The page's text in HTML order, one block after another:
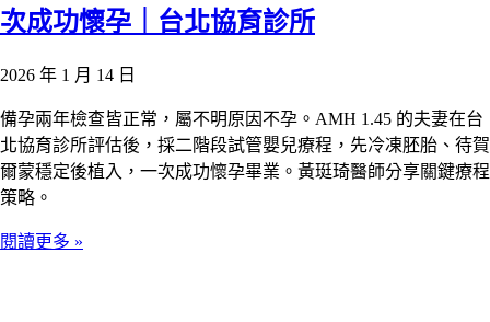
次成功懷孕｜台北協育診所
2026 年 1 月 14 日
備孕兩年檢查皆正常，屬不明原因不孕。AMH 1.45 的夫妻在台
北協育診所評估後，採二階段試管嬰兒療程，先冷凍胚胎、待賀
爾蒙穩定後植入，一次成功懷孕畢業。黃珽琦醫師分享關鍵療程
策略。
閱讀更多 »